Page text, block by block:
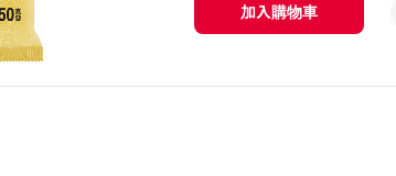
加入購物車